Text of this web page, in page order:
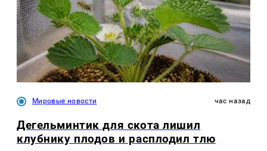
Мировые новости час назад
Дегельминтик для скота лишил
клубнику плодов и расплодил тлю